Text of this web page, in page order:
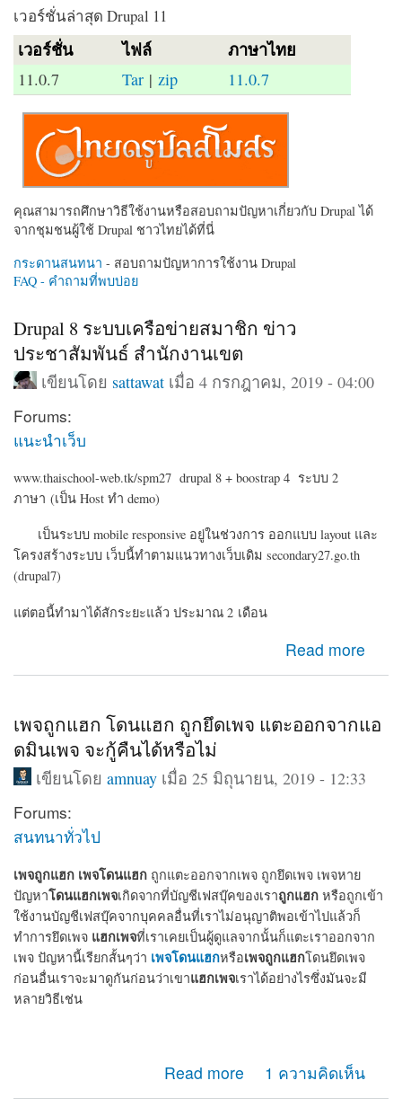
เวอร์ชั่นล่าสุด Drupal 11
เวอร์ชั่น ไฟล์ ภาษาไทย
11.0.7 Tar | zip 11.0.7
คุณสามารถศึกษาวิธีใช้งานหรือสอบถามปัญหาเกี่ยวกับ Drupal ได้
จากชุมชนผู้ใช้ Drupal ชาวไทยได้ที่นี่
กระดานสนทนา - สอบถามปัญหาการใช้งาน Drupal
FAQ - คำถามที่พบบ่อย
Drupal 8 ระบบเครือข่ายสมาชิก ข่าว
ประชาสัมพันธ์ สำนักงานเขต
เขียนโดย sattawat เมื่อ 4 กรกฎาคม, 2019 - 04:00
Forums:
แนะนำเว็บ
www.thaischool-web.tk/spm27 drupal 8 + boostrap 4 ระบบ 2
ภาษา (เป็น Host ทำ demo)
เป็นระบบ mobile responsive อยู่ในช่วงการ ออกแบบ layout และ
โครงสร้างระบบ เว็บนี้ทำตามแนวทางเว็บเดิม secondary27.go.th
(drupal7)
แต่ตอนี้ทำมาได้สักระยะแล้ว ประมาณ 2 เดือน
Read more
about Drupal 8 ระบบเครือข่ายสมาชิก ข่าวประชาสัมพันธ์
สำนักงานเขต
เพจถูกแฮก โดนแฮก ถูกยึดเพจ แตะออกจากแอ
ดมินเพจ จะกู้คืนได้หรือไม่
เขียนโดย amnuay เมื่อ 25 มิถุนายน, 2019 - 12:33
Forums:
สนทนาทั่วไป
เพจถูกแฮก เพจโดนแฮก ถูกแตะออกจากเพจ ถูกยึดเพจ เพจหาย
ปัญหาโดนแฮกเพจเกิดจากที่บัญชีเฟสบุ๊คของเราถูกแฮก หรือถูกเข้า
ใช้งานบัญชีเฟสบุ๊คจากบุคคลอื่นที่เราไม่อนุญาติพอเข้าไปแล้วก็
ทำการยึดเพจ แฮกเพจที่เราเคยเป็นผู้ดูแลจากนั้นก็แตะเราออกจาก
เพจ ปัญหานี้เรียกสั้นๆว่า เพจโดนแฮกหรือเพจถูกแฮกโดนยึดเพจ
ก่อนอื่นเราจะมาดูกันก่อนว่าเขาแฮกเพจเราได้อย่างไรซึ่งมันจะมี
หลายวิธีเช่น
Read more
about เพจถูกแฮก โดนแฮก ถูกยึดเพจ แตะออกจากแอดมิน
เพจ จะกู้คืนได้หรือไม่
1 ความคิดเห็น